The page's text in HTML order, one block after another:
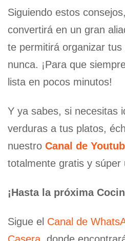
Siguiendo estos
convertirá en un gran
te permitirá organizar
nunca. ¡Para que
lista en pocos minutos!
Y ya sabes, si necesitas
verduras a tus platos,
nuestro Canal de
totalmente gratis y súper
¡Hasta la próxima
Sigue el Canal de